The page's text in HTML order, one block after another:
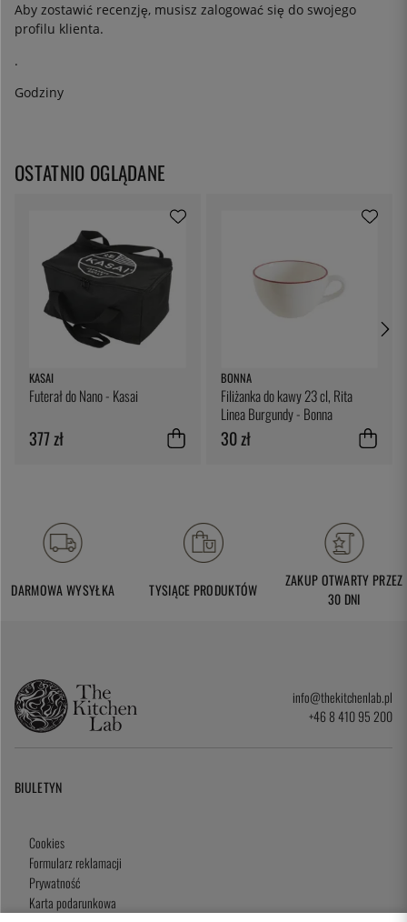
Aby zostawić recenzję, musisz zalogować się do swojego
profilu klienta.
.
Godziny
OSTATNIO OGLĄDANE
KASAI
Futerał do Nano - Kasai
377 zł
BONNA
Filiżanka do kawy 23 cl, Rita
Linea Burgundy - Bonna
30 zł
DARMOWA WYSYŁKA TYSIĄCE PRODUKTÓW
ZAKUP OTWARTY PRZEZ
30 DNI
info@thekitchenlab.pl
+46 8 410 95 200
BIULETYN
Cookies
Formularz reklamacji
Prywatność
Karta podarunkowa